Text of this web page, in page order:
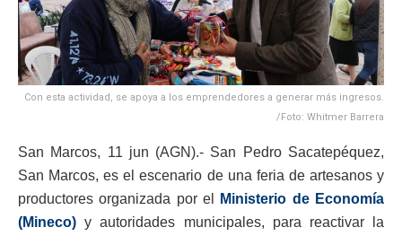
Con esta actividad, se apoya a los emprendedores a generar más ingresos.
/Foto: Whitmer Barrera
San Marcos, 11 jun (AGN).- San Pedro Sacatepéquez,
San Marcos, es el escenario de una feria de artesanos y
productores organizada por el
Ministerio de Economía
(Mineco) y autoridades municipales, para reactivar la